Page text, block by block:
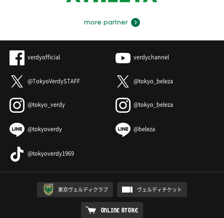
more partner
verdyofficial verdychannel
@TokyoVerdySTAFF @tokyo_beleza
@tokyo_verdy @tokyo_beleza
@tokyoverdy @beleza
@tokyoverdy1969
東京ヴェルディクラブ ヴェルディチケット
ONLINE STORE